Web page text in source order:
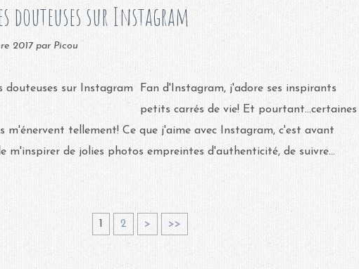
douteuses sur Instagram
2017par Picou
Fan d'Instagram, j'adore ses inspirants
petits carrés de vie! Et pourtant...certaines
m'énervent tellement! Ce que j'aime avec Instagram, c'est avant
m'inspirer de jolies photos empreintes d'authenticité, de suivre...
1 2 > >>